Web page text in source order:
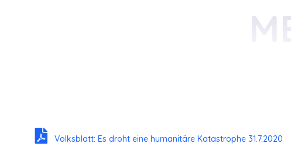
Volksblatt: Es droht eine humanitäre Katastrophe 31.7.2020